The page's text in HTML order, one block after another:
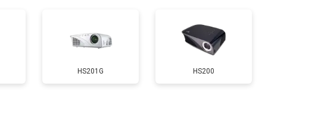
HS201G HS200